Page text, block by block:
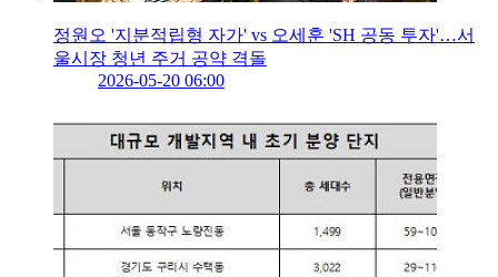
정원오 '지분적립형 자가' vs 오세훈 'SH 공동 투자'…서
울시장 청년 주거 공약 격돌
2026-05-20 06:00